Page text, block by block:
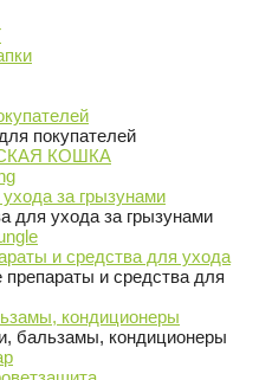
покупателей
КОШКА
за грызунами
для ухода за грызунами
и средства для ухода
препараты и средства для
кондиционеры
бальзамы, кондиционеры